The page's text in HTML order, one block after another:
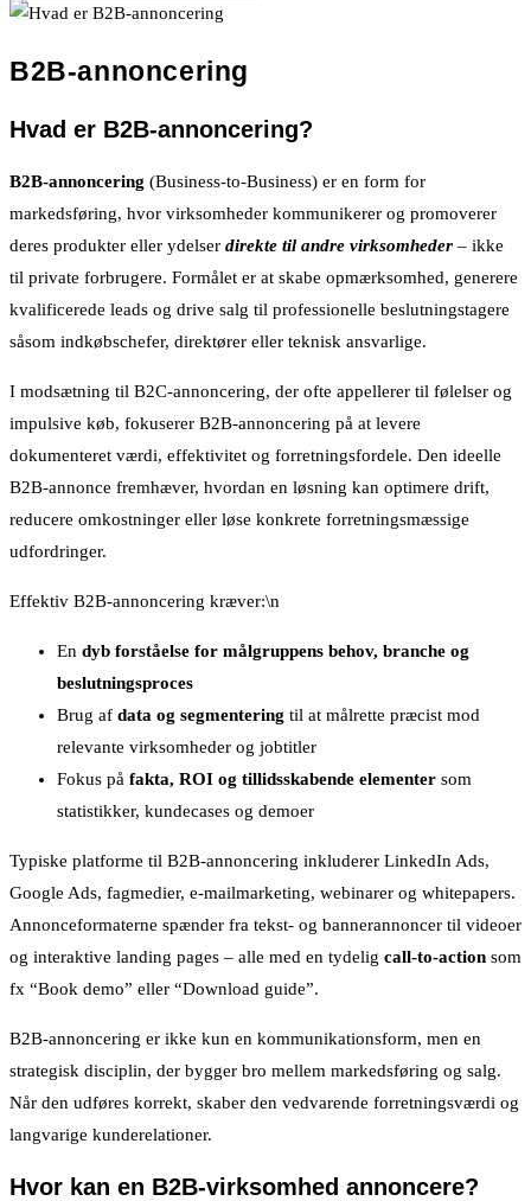
B2B-annoncering
Hvad er B2B-annoncering?
B2B-annoncering (Business-to-Business) er en form for
markedsføring, hvor virksomheder kommunikerer og promoverer
deres produkter eller ydelser direkte til andre virksomheder – ikke
til private forbrugere. Formålet er at skabe opmærksomhed, generere
kvalificerede leads og drive salg til professionelle beslutningstagere
såsom indkøbschefer, direktører eller teknisk ansvarlige.
I modsætning til B2C-annoncering, der ofte appellerer til følelser og
impulsive køb, fokuserer B2B-annoncering på at levere
dokumenteret værdi, effektivitet og forretningsfordele. Den ideelle
B2B-annonce fremhæver, hvordan en løsning kan optimere drift,
reducere omkostninger eller løse konkrete forretningsmæssige
udfordringer.
Effektiv B2B-annoncering kræver:\n
En dyb forståelse for målgruppens behov, branche og
beslutningsproces
Brug af data og segmentering til at målrette præcist mod
relevante virksomheder og jobtitler
Fokus på fakta, ROI og tillidsskabende elementer som
statistikker, kundecases og demoer
Typiske platforme til B2B-annoncering inkluderer LinkedIn Ads,
Google Ads, fagmedier, e-mailmarketing, webinarer og whitepapers.
Annonceformaterne spænder fra tekst- og bannerannoncer til videoer
og interaktive landing pages – alle med en tydelig call-to-action som
fx “Book demo” eller “Download guide”.
B2B-annoncering er ikke kun en kommunikationsform, men en
strategisk disciplin, der bygger bro mellem markedsføring og salg.
Når den udføres korrekt, skaber den vedvarende forretningsværdi og
langvarige kunderelationer.
Hvor kan en B2B-virksomhed annoncere?